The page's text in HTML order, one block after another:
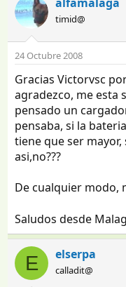
timid@
24 Octubre 2008
Gracias Victorvsc
agradezco, me esta
pensado un
pensaba, si la
tiene que ser
asi,no???
De cualquier modo,
Saludos desde
E elserpa
calladit@